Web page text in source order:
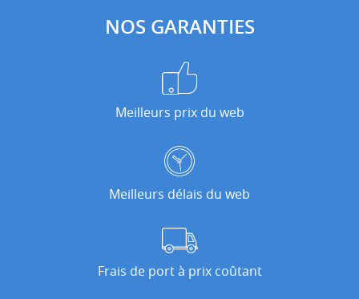
NOS GARANTIES
Meilleurs prix du web
Meilleurs délais du web
Frais de port à prix coûtant